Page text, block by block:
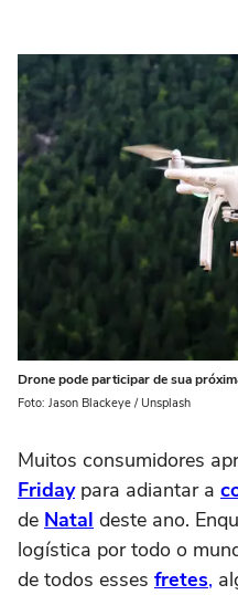
Drone pode participar de sua
Foto: Jason Blackeye / Unsplash
Muitos consumidores
Fridaypara adiantar a
de Natal deste ano.
logística por todo o
de todos esses fretes,